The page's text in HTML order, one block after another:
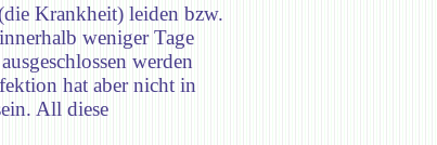
Krankheit) leiden bzw.
weniger Tage
werden
hat aber nicht in
All diese